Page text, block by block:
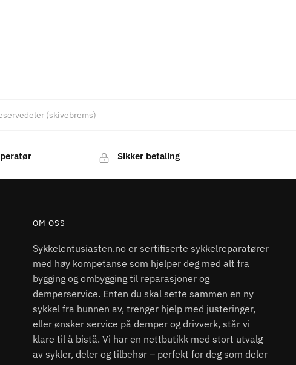
(skivebrems)
Sikker betaling
OM OSS
Sykkelentusiasten.no er sertifiserte sykkelreparatører
med høy kompetanse som hjelper deg med alt fra
bygging og ombygging til reparasjoner og
demperservice. Enten du skal sette sammen en ny
sykkel fra bunnen av, trenger hjelp med justeringer,
eller ønsker service på demper og drivverk, står vi
klare til å bistå. Vi har en nettbutikk med stort utvalg
av sykler, deler og tilbehør – perfekt for deg som deler